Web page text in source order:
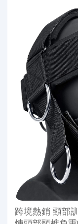
跨境熱銷 頸部